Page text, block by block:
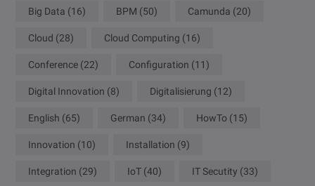
Big Data (16) BPM (50) Camunda (20)
Cloud (28) Cloud Computing (16)
Conference (22) Configuration (11)
Digital Innovation (8) Digitalisierung (12)
English (65) German (34) HowTo (15)
Innovation (10) Installation (9)
Integration (29) IoT (40) IT Secutity (33)